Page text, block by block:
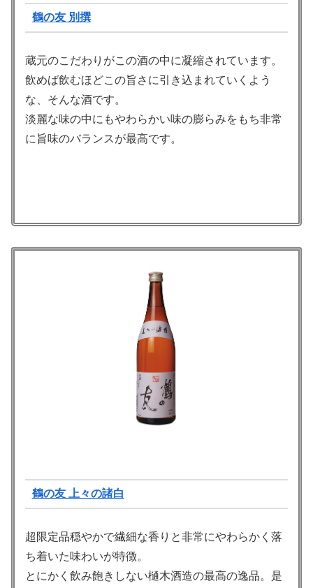
鶴の友 別撰
蔵元のこだわりがこの酒の中に凝縮されています。
飲めば飲むほどこの旨さに引き込まれていくよう
な、そんな酒です。
淡麗な味の中にもやわらかい味の膨らみをもち非常
に旨味のバランスが最高です。
鶴の友 上々の諸白
超限定品穏やかで繊細な香りと非常にやわらかく落
ち着いた味わいが特徴。
とにかく飲み飽きしない樋木酒造の最高の逸品。是